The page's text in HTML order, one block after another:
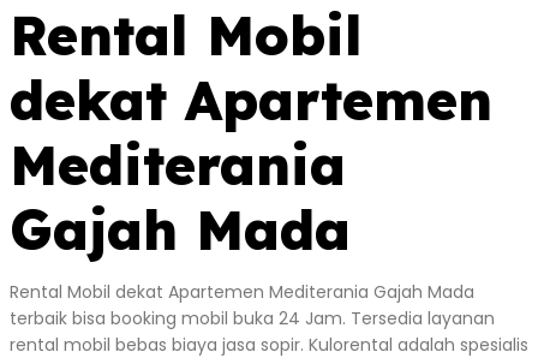
Rental Mobil
dekat Apartemen
Mediterania
Gajah Mada
Rental Mobil dekat Apartemen Mediterania Gajah Mada
terbaik bisa booking mobil buka 24 Jam. Tersedia layanan
rental mobil bebas biaya jasa sopir. Kulorental adalah spesialis